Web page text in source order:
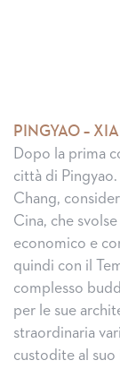
PINGYAO –
Dopo la prima
città di Pingyao.
Chang,
Cina, che
economico e
quindi con il
complesso
per le sue
straordinaria
custodite al